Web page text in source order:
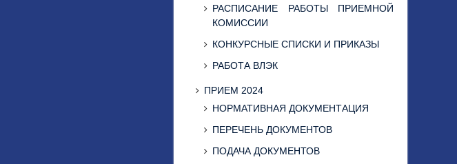
РАСПИСАНИЕ РАБОТЫ ПРИЕМНОЙ
КОМИССИИ
КОНКУРСНЫЕ СПИСКИ И ПРИКАЗЫ
РАБОТА ВЛЭК
ПРИЕМ 2024
НОРМАТИВНАЯ ДОКУМЕНТАЦИЯ
ПЕРЕЧЕНЬ ДОКУМЕНТОВ
ПОДАЧА ДОКУМЕНТОВ